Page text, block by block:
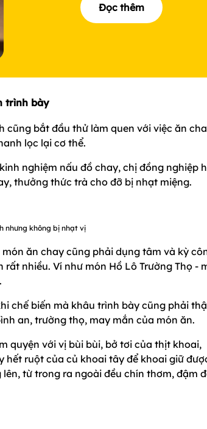
Đọc thêm
trình bày
cũng bắt đầu thử làm quen với việc ăn
lọc lại cơ thể.
nghiệm nấu đồ chay, chị đồng nghiệp
thưởng thức trà cho đỡ bị nhạt miệng.
nhưng không bị nhạt vị
ăn chay cũng phải dụng tâm và kỳ
nhiều. Ví như món Hồ Lô Trường Thọ -
chế biến mà khâu trình bày cũng phải
an, trường thọ, may mắn của món ăn.
quyện với vị bùi bùi, bở tơi của thịt khoai,
hết ruột của củ khoai tây để khoai giữ
từ trong ra ngoài đều chín thơm, đậm